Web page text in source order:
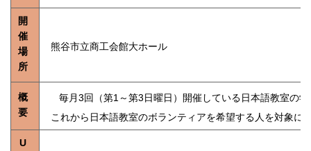
開
催
場
所
熊谷市立商工会館大ホール
概
要
毎月3回（第1～第3日曜日）開催している日本語教室の
これから日本語教室のボランティアを希望する人を対象に
U